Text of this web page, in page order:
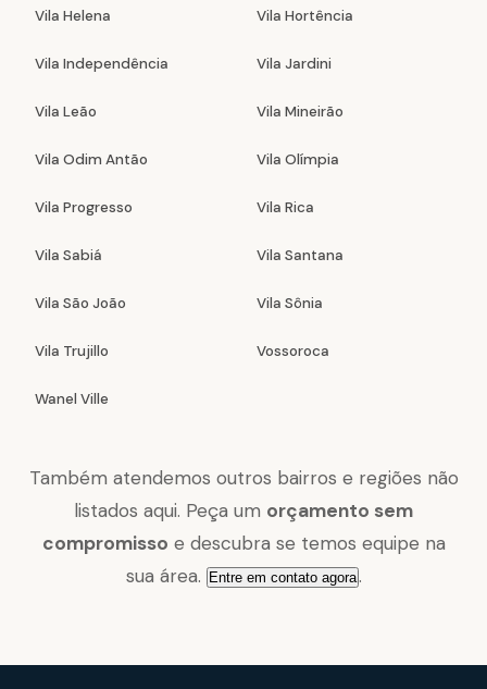
Vila Helena Vila Hortência
Vila Independência Vila Jardini
Vila Leão Vila Mineirão
Vila Odim Antão Vila Olímpia
Vila Progresso Vila Rica
Vila Sabiá Vila Santana
Vila São João Vila Sônia
Vila Trujillo Vossoroca
Wanel Ville
Também atendemos outros bairros e regiões não
listados aqui. Peça um orçamento sem
compromisso e descubra se temos equipe na
sua área. Entre em contato agora.